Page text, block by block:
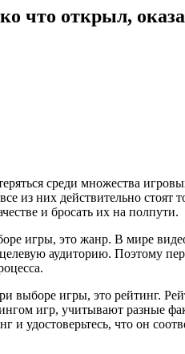
что открыл,
среди множества
из них действительно
и бросать их на полпути.
игры, это жанр. В мире
аудиторию. Поэтому
выборе игры, это рейтинг.
игр, учитывают разные
и удостоверьтесь, что он